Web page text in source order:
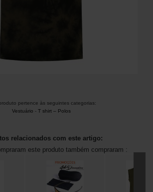
pertence às seguintes categorias:
Vestuário - T shirt – Polos
relacionados com este artigo:
este produto também compraram :